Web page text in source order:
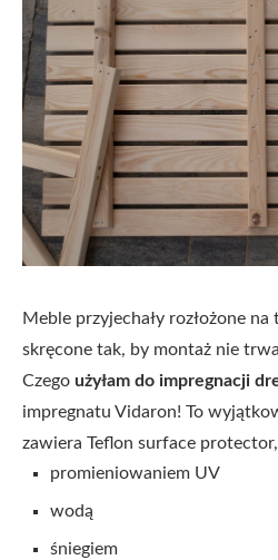
Meble przyjechały rozłożone
skręcone tak, by montaż nie
Czego użyłam do impregnacji
impregnatu Vidaron! To
zawiera Teflon surface
promieniowaniem UV
wodą
śniegiem